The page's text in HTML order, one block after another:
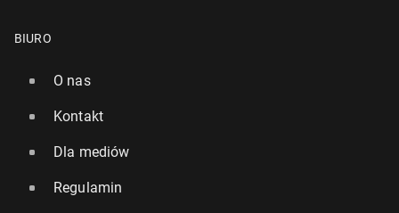
BIURO
O nas
Kontakt
Dla mediów
Regulamin